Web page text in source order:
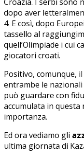
dopo aver
4. E così, dopo
tassello al
quell’Olimpiade i cui
giocatori croati.
Positivo, comunque,
entrambe le
può guardare con
accumulata in questa
importanza.
Ed ora vediamo gli
ultima giornata di